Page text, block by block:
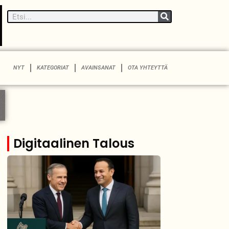
NYT KATEGORIAT AVAINSANAT OTA YHTEYTTÄ
Digitaalinen Talous